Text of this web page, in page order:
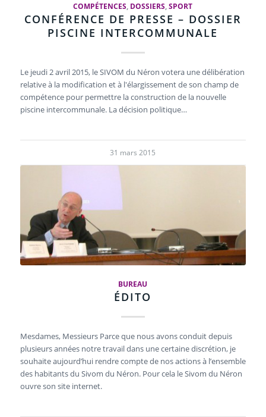
COMPÉTENCES DOSSIERS ,SPORT
CONFÉRENCE DE PRESSE – DOSSIER
PISCINE INTERCOMMUNALE
Le jeudi 2 avril 2015, le SIVOM du Néron votera une délibération
relative à la modification et à l'élargissement de son champ de
compétence pour permettre la construction de la nouvelle
piscine intercommunale. La décision politique…
31 mars 2015
BUREAU
ÉDITO
Mesdames, Messieurs Parce que nous avons conduit depuis
plusieurs années notre travail dans une certaine discrétion, je
souhaite aujourd’hui rendre compte de nos actions à l’ensemble
des habitants du Sivom du Néron. Pour cela le Sivom du Néron
ouvre son site internet.